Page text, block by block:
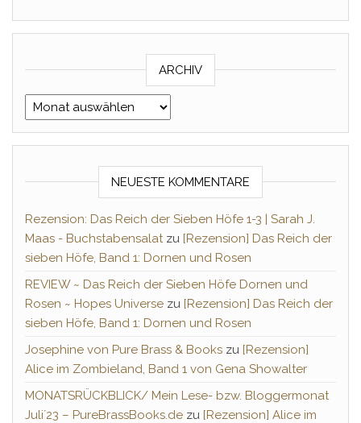
ARCHIV
Archiv
NEUESTE KOMMENTARE
Rezension: Das Reich der Sieben Höfe 1-3 | Sarah J.
Maas - Buchstabensalatzu [Rezension] Das Reich der
sieben Höfe, Band 1: Dornen und Rosen
REVIEW ~ Das Reich der Sieben Höfe Dornen und
Rosen ~ Hopes Universe zu [Rezension] Das Reich der
sieben Höfe, Band 1: Dornen und Rosen
Josephine von Pure Brass & Books zu [Rezension]
Alice im Zombieland, Band 1 von Gena Showalter
MONATSRÜCKBLICK/ Mein Lese- bzw. Bloggermonat
Juli´23 – PureBrassBooks.de zu [Rezension] Alice im